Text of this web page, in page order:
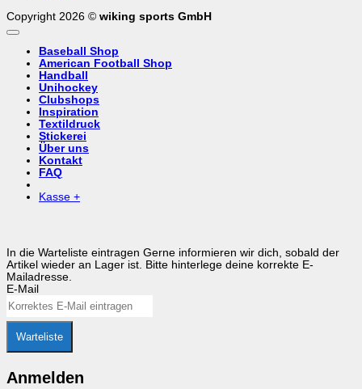
Copyright 2026 © wiking sports GmbH
Baseball Shop
American Football Shop
Handball
Unihockey
Clubshops
Inspiration
Textildruck
Stickerei
Über uns
Kontakt
FAQ
Kasse +
In die Warteliste eintragen Gerne informieren wir dich, sobald der
Artikel wieder an Lager ist. Bitte hinterlege deine korrekte E-
Mailadresse.
E-Mail
Warteliste
Anmelden